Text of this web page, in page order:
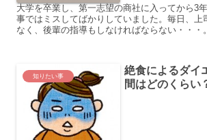
大学を卒業し、第一志望の商社に入ってから3
事ではミスしてばかりしていました。毎日、上
なく、後輩の指導もしなければならない・・・
知りたい事
絶食によるダイ
間はどのくらい